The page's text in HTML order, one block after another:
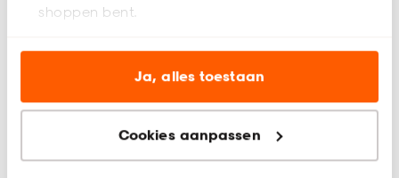
shoppen bent.
Analytische cookies (optioneel) helpen ons de
website te verbeteren voor jou en al onze andere
Marketing cookies (optioneel) laten jou
relevante informatie en aanbiedingen zien op
Ja, alles toestaan
Cookies aanpassen
uitstraling hebben. Van strakke PVC lamellen tot lichtgewicht
oplossing voor een optimale lichtregulatie en privacy, terwijl
Combineer onze witte lamellen ook met onze
inbetweensofvitragesvoor een speels effect en het creëren
Voordelen van lamellen